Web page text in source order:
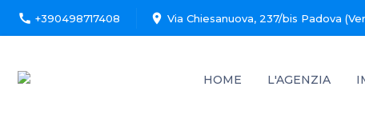
call +390498717408 location_on Via Chiesanuova, 237/bis Padova
HOME L'AGENZIA